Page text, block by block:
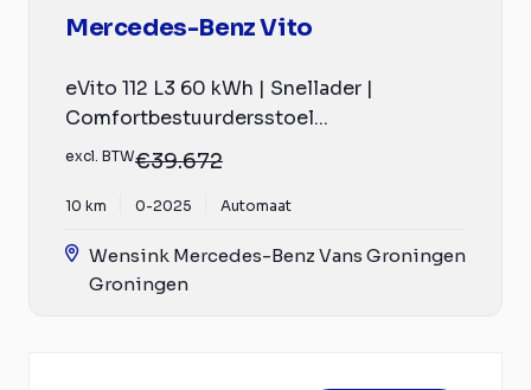
Mercedes-Benz Vito
eVito 112 L3 60 kWh | Snellader |
Comfortbestuurdersstoel...
excl. BTW€39.672
10 km 0-2025 Automaat
Wensink Mercedes-Benz Vans Groningen
Groningen